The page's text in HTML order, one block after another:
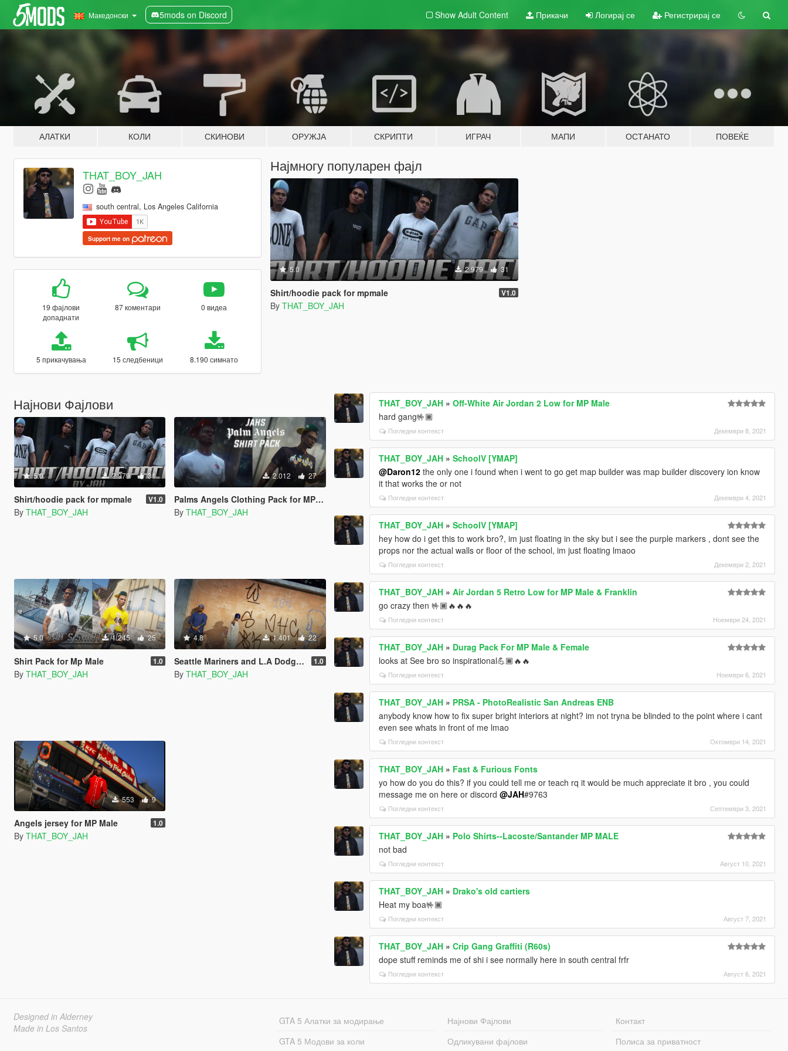
Македонски 5mods on Discord Show Adult Content Прикачи Логирај се Регистрирај се
АЛАТКИ КОЛИ СКИНОВИ ОРУЖЈА СКРИПТИ ИГРАЧ МАПИ ОСТАНАТО ПОВЕЌЕ
THAT_BOY_JAH
south central, Los Angeles California
Support me on
19 фајлови
допаднати
87 коментари 0 видеа
5 прикачувања 15 следбеници 8.190 симнато
Најмногу популарен фајл
5.0 2.979 31
Shirt/hoodie pack for mpmale V1.0
By THAT_BOY_JAH
Најнови Фајлови
5.0 2.979 31
Shirt/hoodie pack for mpmale V1.0
By THAT_BOY_JAH
2.012 27
Palms Angels Clothing Pack for MP Male
By THAT_BOY_JAH
5.0 1.245 25
Shirt Pack for Mp Male 1.0
By THAT_BOY_JAH
4.8 1.401 22
Seattle Mariners and L.A Dodgers hat pack for mpmale 1.0
By THAT_BOY_JAH
553 9
Angels jersey for MP Male 1.0
By THAT_BOY_JAH
THAT_BOY_JAH »Off-White Air Jordan 2 Low for MP Male
hard gang🤟🏾
Погледни контекст Декември 8, 2021
THAT_BOY_JAH »SchoolV [YMAP]
@Daron12 the only one i found when i went to go get map builder was map builder discovery ion know
it that works the or not
Погледни контекст Декември 4, 2021
THAT_BOY_JAH »SchoolV [YMAP]
hey how do i get this to work bro?, im just floating in the sky but i see the purple markers , dont see the
props nor the actual walls or floor of the school, im just floating lmaoo
Погледни контекст Декември 2, 2021
THAT_BOY_JAH »Air Jordan 5 Retro Low for MP Male & Franklin
go crazy then 🤟🏾🔥🔥🔥
Погледни контекст Ноември 24, 2021
THAT_BOY_JAH » Durag Pack For MP Male & Female
looks at See bro so inspirational💪🏾🔥🔥
Погледни контекст Ноември 6, 2021
THAT_BOY_JAH » PRSA - PhotoRealistic San Andreas ENB
anybody know how to fix super bright interiors at night? im not tryna be blinded to the point where i cant
even see whats in front of me lmao
Погледни контекст Октомври 14, 2021
THAT_BOY_JAH » Fast & Furious Fonts
yo how do you do this? if you could tell me or teach rq it would be much appreciate it bro , you could
message me on here or discord@JAH#9763
Погледни контекст Септември 3, 2021
THAT_BOY_JAH » Polo Shirts--Lacoste/Santander MP MALE
not bad
Погледни контекст Август 10, 2021
THAT_BOY_JAH » Drako's old cartiers
Heat my boa🤟🏾
Погледни контекст Август 7, 2021
THAT_BOY_JAH »Crip Gang Graffiti (R60s)
dope stuff reminds me of shi i see normally here in south central frfr
Погледни контекст Август 6, 2021
Designed in Alderney
Made in Los Santos
GTA 5 Алатки за модирање
GTA 5 Модови за коли
Најнови Фајлови
Одликувани фајлови
Контакт
Полиса за приватност